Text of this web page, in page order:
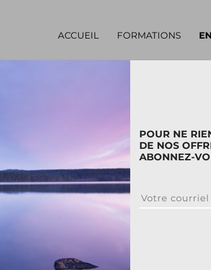
ACCUEIL FORMATIONS
BERGEREAU
POUR NE
DE NOS
ABONNEZ-